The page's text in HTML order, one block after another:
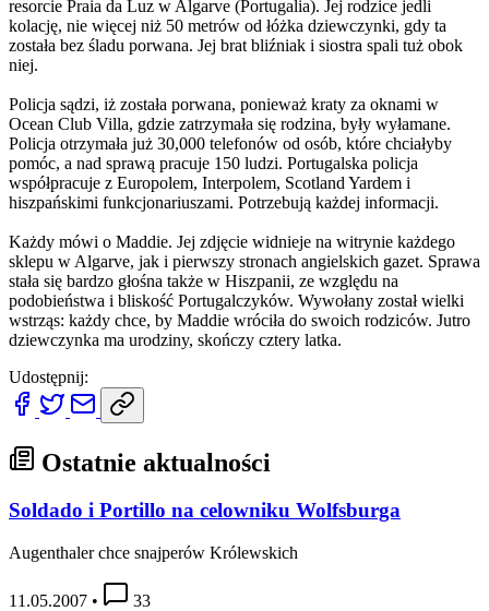
resorcie Praia da Luz w Algarve (Portugalia). Jej rodzice jedli
kolację, nie więcej niż 50 metrów od łóżka dziewczynki, gdy ta
została bez śladu porwana. Jej brat bliźniak i siostra spali tuż obok
niej.
Policja sądzi, iż została porwana, ponieważ kraty za oknami w
Ocean Club Villa, gdzie zatrzymała się rodzina, były wyłamane.
Policja otrzymała już 30,000 telefonów od osób, które chciałyby
pomóc, a nad sprawą pracuje 150 ludzi. Portugalska policja
współpracuje z Europolem, Interpolem, Scotland Yardem i
hiszpańskimi funkcjonariuszami. Potrzebują każdej informacji.
Każdy mówi o Maddie. Jej zdjęcie widnieje na witrynie każdego
sklepu w Algarve, jak i pierwszy stronach angielskich gazet. Sprawa
stała się bardzo głośna także w Hiszpanii, ze względu na
podobieństwa i bliskość Portugalczyków. Wywołany został wielki
wstrząs: każdy chce, by Maddie wróciła do swoich rodziców. Jutro
dziewczynka ma urodziny, skończy cztery latka.
Udostępnij:
Ostatnie aktualności
Soldado i Portillo na celowniku Wolfsburga
Augenthaler chce snajperów Królewskich
11.05.2007 • 33